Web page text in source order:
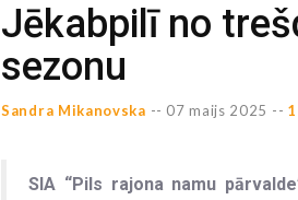
Jēkabpilī no
sezonu
Sandra Mikanovska -- 07 maijs 2025 --
SIA “Pils rajona namu